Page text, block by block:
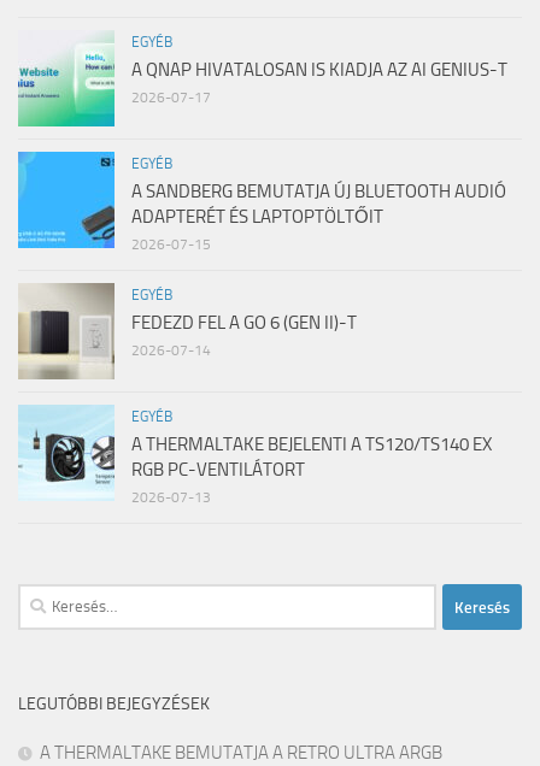
EGYÉB
A QNAP HIVATALOSAN IS KIADJA AZ AI GENIUS-T
2026-07-17
EGYÉB
A SANDBERG BEMUTATJA ÚJ BLUETOOTH AUDIÓ
ADAPTERÉT ÉS LAPTOPTÖLTŐIT
2026-07-15
EGYÉB
FEDEZD FEL A GO 6 (GEN II)-T
2026-07-14
EGYÉB
A THERMALTAKE BEJELENTI A TS120/TS140 EX
RGB PC-VENTILÁTORT
2026-07-13
Keresés:
LEGUTÓBBI BEJEGYZÉSEK
A THERMALTAKE BEMUTATJA A RETRO ULTRA ARGB